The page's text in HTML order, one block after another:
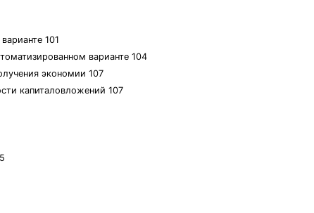
101
варианте 104
экономии 107
капиталовложений 107